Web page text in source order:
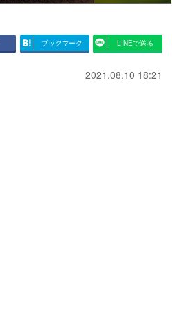
ブックマーク LINEで送る
2021.08.10 18:21